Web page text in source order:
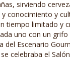
sirviendo
conocimiento y
tiempo limitado y
uno con un
del Escenario
celebraba el